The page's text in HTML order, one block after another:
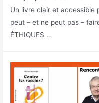
Un livre clair et accessible
peut – et ne peut pas –
ÉTHIQUES …